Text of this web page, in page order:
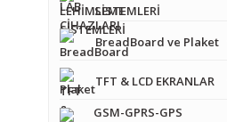
SİSTEMLERİ
BreadBoard ve Plaket
TFT & LCD EKRANLAR
GSM-GPRS-GPS